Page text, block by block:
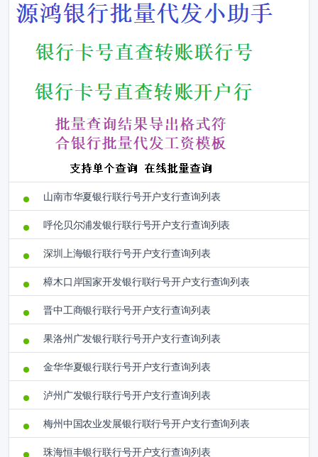
山南市华夏银行联行号开户支行查询列表
呼伦贝尔浦发银行联行号开户支行查询列表
深圳上海银行联行号开户支行查询列表
樟木口岸国家开发银行联行号开户支行查询列表
晋中工商银行联行号开户支行查询列表
果洛州广发银行联行号开户支行查询列表
金华华夏银行联行号开户支行查询列表
泸州广发银行联行号开户支行查询列表
梅州中国农业发展银行联行号开户支行查询列表
珠海恒丰银行联行号开户支行查询列表